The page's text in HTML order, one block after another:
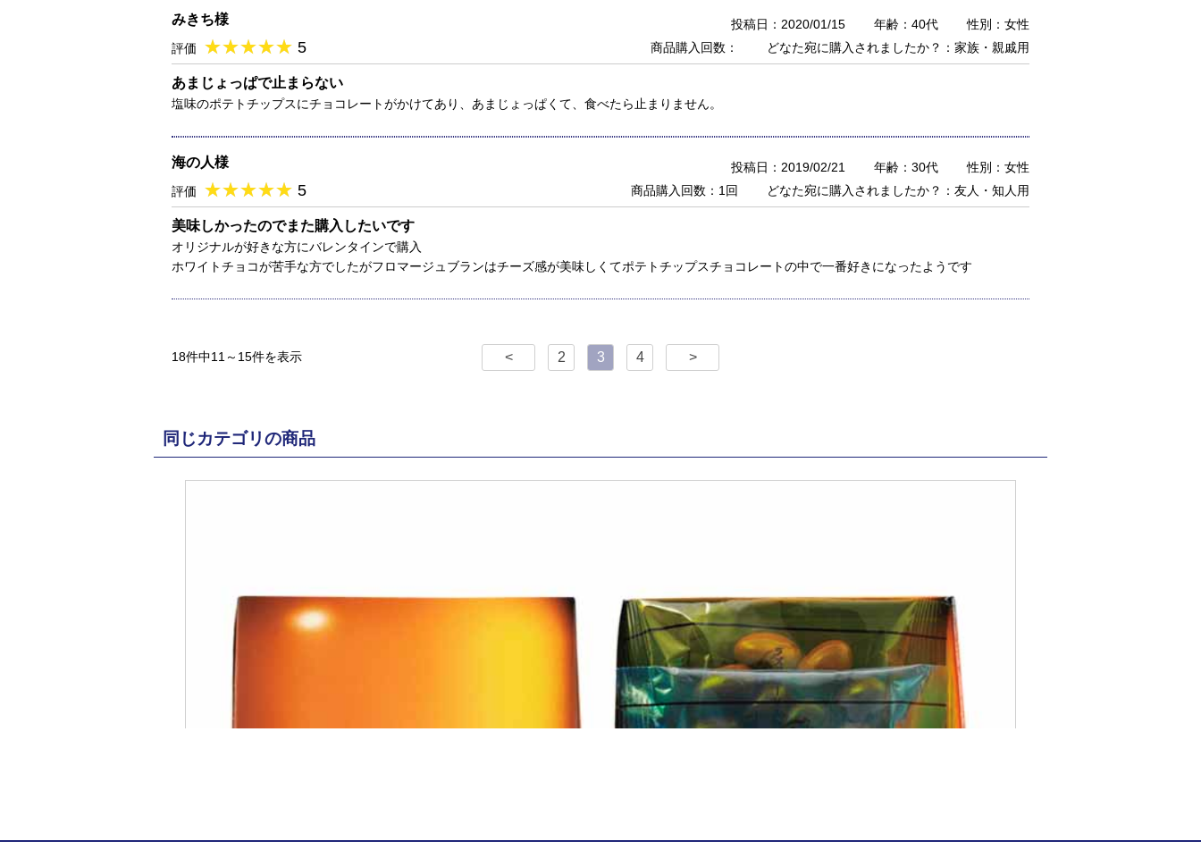
みきち様
評価 ★★★★★
★★★★★ 5
投稿日：2020/01/15 年齢：40代
性別：女性
商品購入回数：
どなた宛に購入されましたか？：家族・親戚用
あまじょっぱで止まらない
塩味のポテトチップスにチョコレートがかけてあり、あまじょっぱくて、食べたら止まりません。
海の人様
評価 ★★★★★
★★★★★ 5
投稿日：2019/02/21 年齢：30代
性別：女性
商品購入回数：1回
どなた宛に購入されましたか？：友人・知人用
美味しかったのでまた購入したいです
オリジナルが好きな方にバレンタインで購入
ホワイトチョコが苦手な方でしたがフロマージュブランはチーズ感が美味しくてポテトチップスチョコレートの中で一番好きになったようです
18件中11～15件を表示 < 2 3 4 >
同じカテゴリの商品